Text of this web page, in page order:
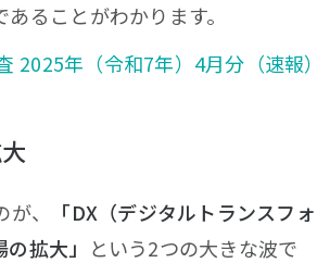
ることがわかります。
2025年（令和7年）4月分（速報）
、
「DX（デジタルトランスフォ
拡大」 という2つの大きな波で